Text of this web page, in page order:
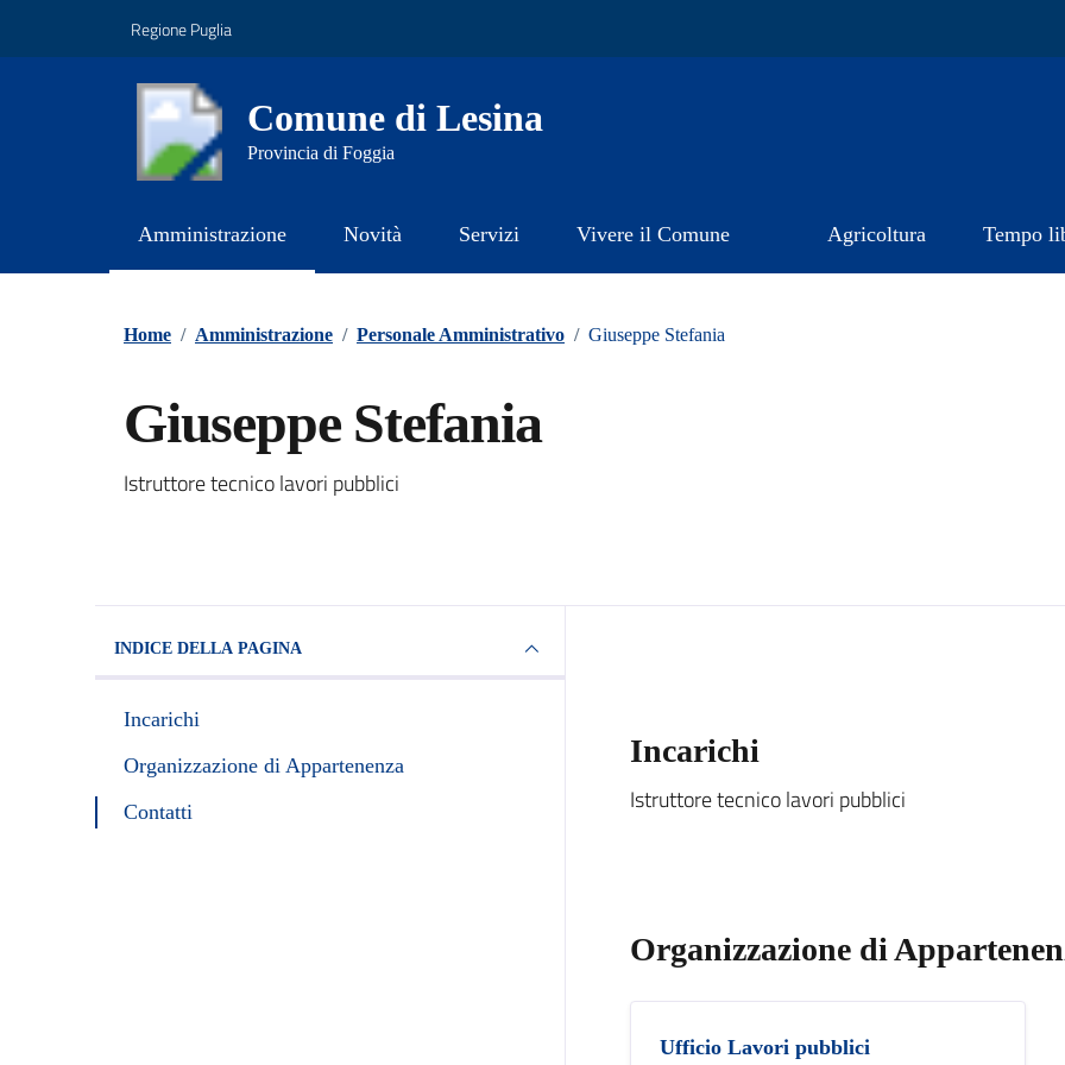
Regione Puglia
Comune di Lesina
Provincia di Foggia
Amministrazione Novità Servizi Vivere il Comune Agricoltura Tempo
Home / Amministrazione / Personale Amministrativo / Giuseppe Stefania
Giuseppe Stefania
Istruttore tecnico lavori pubblici
INDICE DELLA PAGINA
Incarichi
Organizzazione di Appartenenza
Contatti
Incarichi
Istruttore tecnico lavori pubblici
Organizzazione di
Ufficio Lavori pubblici